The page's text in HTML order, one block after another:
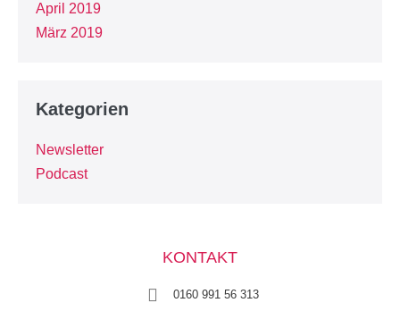
April 2019
März 2019
Kategorien
Newsletter
Podcast
KONTAKT
0160 991 56 313